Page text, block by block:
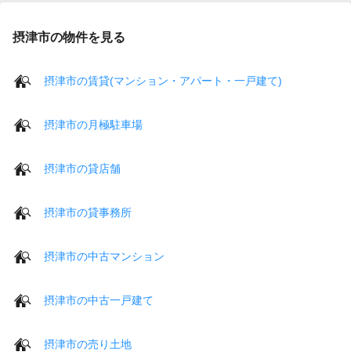
摂津市の物件を見る
摂津市の賃貸(マンション・アパート・一戸建て)
摂津市の月極駐車場
摂津市の貸店舗
摂津市の貸事務所
摂津市の中古マンション
摂津市の中古一戸建て
摂津市の売り土地